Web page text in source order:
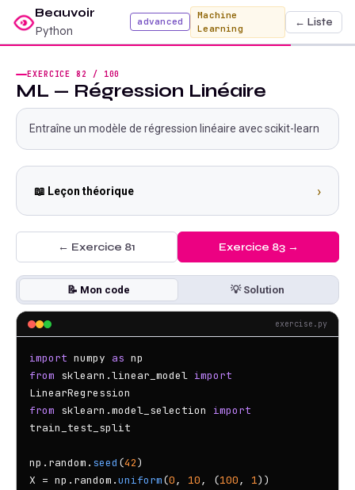
Beauvoir
Python
advanced
Machine
Learning
← Liste
EXERCICE82 / 100
ML — Régression Linéaire
Entraîne un modèle de régression linéaire avec scikit-learn
📖 Leçon théorique ›
← Exercice 81 Exercice 83→
📝 Mon code 💡 Solution
exercise.py
import numpy as
from sklearn.linear_model import
from sklearn.model_selection import
train_test_split
np.random. seed (42)
X = np.random.uniform(0, 10, (100, 1))